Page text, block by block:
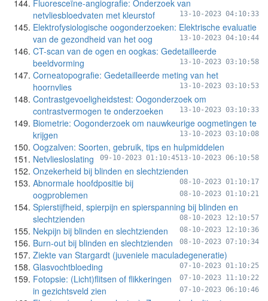
Fluoresceïne-angiografie: Onderzoek van
netvliesbloedvaten met kleurstof
13-10-2023 04:10:33
Elektrofysiologische oogonderzoeken: Elektrische evaluatie
van de gezondheid van het oog
13-10-2023 04:10:44
CT-scan van de ogen en oogkas: Gedetailleerde
beeldvorming
13-10-2023 03:10:58
Corneatopografie: Gedetailleerde meting van het
hoornvlies
13-10-2023 03:10:53
Contrastgevoeligheidstest: Oogonderzoek om
contrastvermogen te onderzoeken
13-10-2023 03:10:33
Biometrie: Oogonderzoek om nauwkeurige oogmetingen te
krijgen
13-10-2023 03:10:08
Oogzalven: Soorten, gebruik, tips en hulpmiddelen
13-10-2023 06:10:58
Netvliesloslating 09-10-2023 01:10:45
Onzekerheid bij blinden en slechtzienden
08-10-2023 01:10:17
Abnormale hoofdpositie bij
oogproblemen
08-10-2023 01:10:21
Spierstijfheid, spierpijn en spierspanning bij blinden en
slechtzienden
08-10-2023 12:10:57
Nekpijn bij blinden en slechtzienden 08-10-2023 12:10:36
Burn-out bij blinden en slechtzienden 08-10-2023 07:10:34
Ziekte van Stargardt (juveniele maculadegeneratie)
07-10-2023 01:10:25
Glasvochtbloeding
07-10-2023 11:10:22
Fotopsie: (Licht)flitsen of flikkeringen
in gezichtsveld zien
07-10-2023 06:10:46